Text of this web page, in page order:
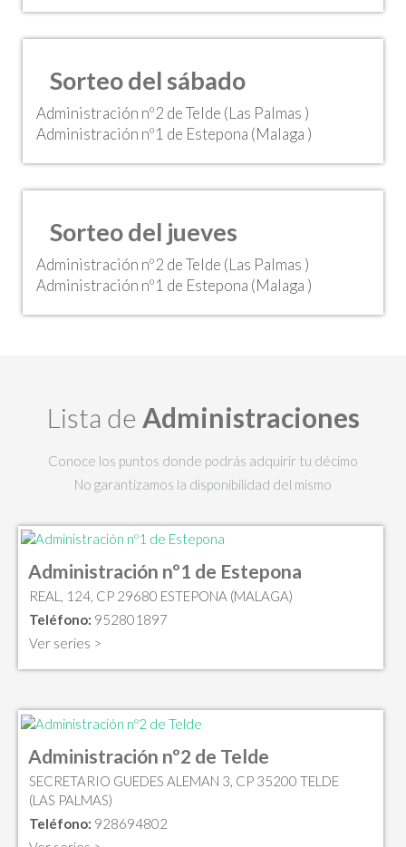
Sorteo del sábado
Administración nº2 de Telde (Las Palmas )
Administración nº1 de Estepona (Malaga )
Sorteo del jueves
Administración nº2 de Telde (Las Palmas )
Administración nº1 de Estepona (Malaga )
Lista de Administraciones
Conoce los puntos donde podrás adquirir tu décimo
No garantizamos la disponibilidad del mismo
Administración nº1 de Estepona
REAL, 124, CP 29680 ESTEPONA (MALAGA)
Teléfono: 952801897
Ver series >
Administración nº2 de Telde
SECRETARIO GUEDES ALEMAN 3, CP 35200 TELDE
(LAS PALMAS)
Teléfono: 928694802